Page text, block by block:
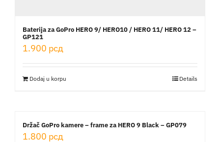
Baterija za GoPro HERO 9/ HERO10 / HERO 11/ HERO 12 –
GP121
1.900 рсд
Dodaj u korpu Details
Držač GoPro kamere – frame za HERO 9 Black – GP079
1.800 рсд